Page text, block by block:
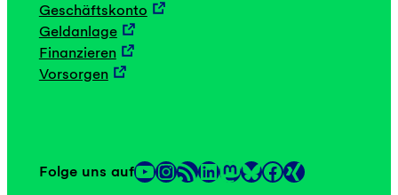
Geschäftskonto
Geldanlage
Finanzieren
Vorsorgen
Folge uns aufYouTube InstagramRSS-Feed LinkedIn Mastodon Link Facebook Link